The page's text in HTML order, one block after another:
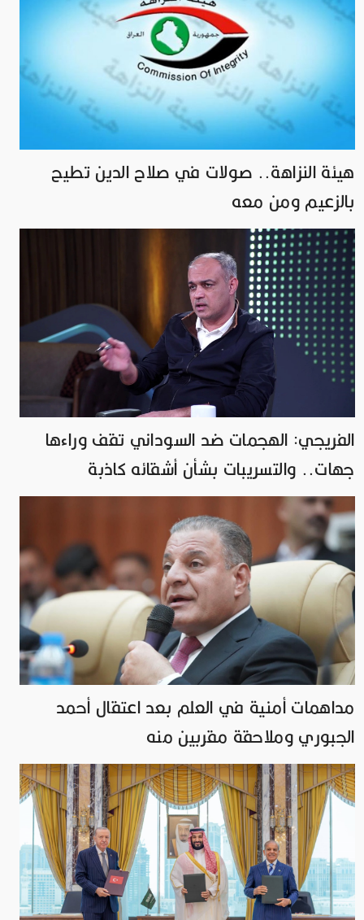
هيئة النزاهة.. صولات في صلاح الدين تطيح
بالزعيم ومن معه
الفريجي: الهجمات ضد السوداني تقف وراءها
جهات.. والتسريبات بشأن أشقائه كاذبة
مداهمات أمنية في العلم بعد اعتقال أحمد
الجبوري وملاحقة مقربين منه